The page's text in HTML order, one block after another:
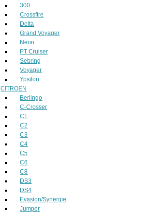
300
Crossfire
Delta
Grand Voyager
Neon
PT Cruiser
Sebring
Voyager
Ypsilon
CITROEN
Berlingo
C-Crosser
C1
C2
C3
C4
C5
C6
C8
DS3
DS4
Evasion/Synergie
Jumper